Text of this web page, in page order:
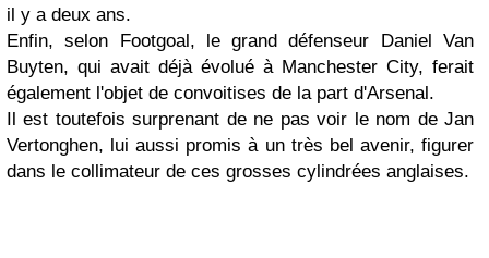
il y a deux ans.
Enfin, selon Footgoal, le grand défenseur Daniel Van
Buyten, qui avait déjà évolué à Manchester City, ferait
également l'objet de convoitises de la part d'Arsenal.
Il est toutefois surprenant de ne pas voir le nom de Jan
Vertonghen, lui aussi promis à un très bel avenir, figurer
dans le collimateur de ces grosses cylindrées anglaises.